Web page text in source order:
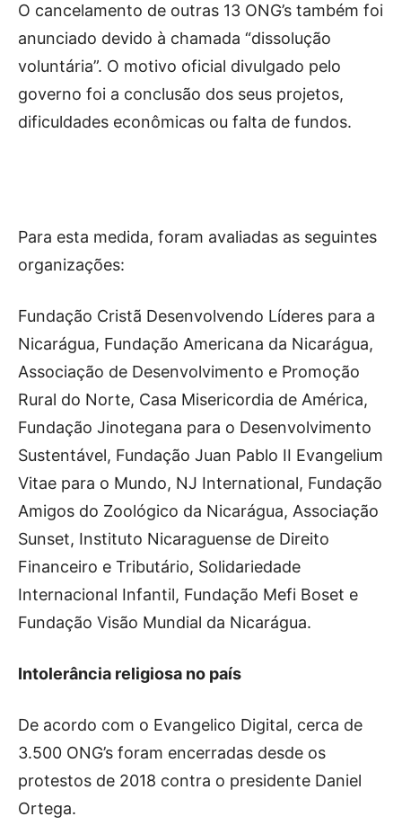
O cancelamento de outras 13 ONG’s também foi
anunciado devido à chamada “dissolução
voluntária”. O motivo oficial divulgado pelo
governo foi a conclusão dos seus projetos,
dificuldades econômicas ou falta de fundos.
Para esta medida, foram avaliadas as seguintes
organizações:
Fundação Cristã Desenvolvendo Líderes para a
Nicarágua, Fundação Americana da Nicarágua,
Associação de Desenvolvimento e Promoção
Rural do Norte, Casa Misericordia de América,
Fundação Jinotegana para o Desenvolvimento
Sustentável, Fundação Juan Pablo II Evangelium
Vitae para o Mundo, NJ International, Fundação
Amigos do Zoológico da Nicarágua, Associação
Sunset, Instituto Nicaraguense de Direito
Financeiro e Tributário, Solidariedade
Internacional Infantil, Fundação Mefi Boset e
Fundação Visão Mundial da Nicarágua.
Intolerância religiosa no país
De acordo com o Evangelico Digital, cerca de
3.500 ONG’s foram encerradas desde os
protestos de 2018 contra o presidente Daniel
Ortega.